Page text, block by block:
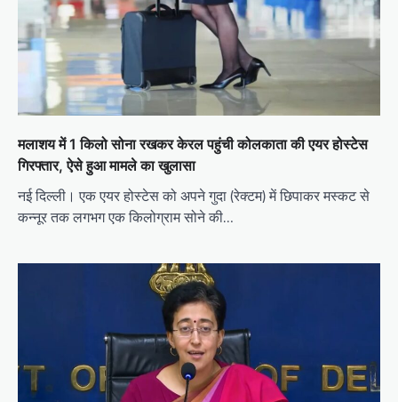
मलाशय में 1 किलो सोना रखकर केरल पहुंची कोलकाता की एयर होस्टेस
गिरफ्तार, ऐसे हुआ मामले का खुलासा
नई दिल्ली। एक एयर होस्टेस को अपने गुदा (रेक्टम) में छिपाकर मस्कट से
कन्नूर तक लगभग एक किलोग्राम सोने की…